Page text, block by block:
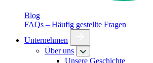
Blog
FAQs – Häufig gestellte Fragen
Unternehmen
Über uns
Unsere Geschichte